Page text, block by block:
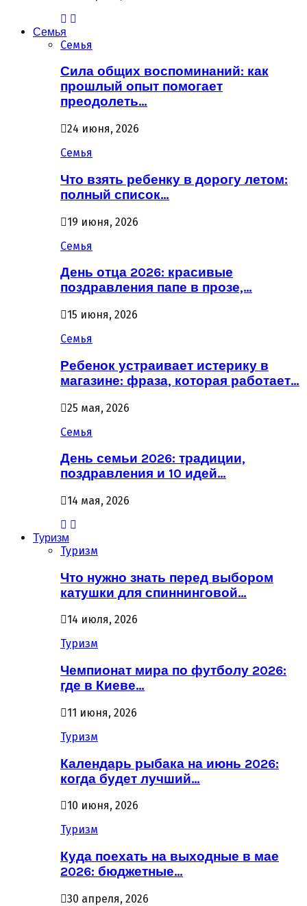
Семья
Семья
Сила общих воспоминаний: как
прошлый опыт помогает
преодолеть…
24 июня, 2026
Семья
Что взять ребенку в дорогу летом:
полный список…
19 июня, 2026
Семья
День отца 2026: красивые
поздравления папе в прозе,…
15 июня, 2026
Семья
Ребенок устраивает истерику в
магазине: фраза, которая работает…
25 мая, 2026
Семья
День семьи 2026: традиции,
поздравления и 10 идей…
14 мая, 2026
Туризм
Туризм
Что нужно знать перед выбором
катушки для спиннинговой…
14 июля, 2026
Туризм
Чемпионат мира по футболу 2026:
где в Киеве…
11 июня, 2026
Туризм
Календарь рыбака на июнь 2026:
когда будет лучший…
10 июня, 2026
Туризм
Куда поехать на выходные в мае
2026: бюджетные…
30 апреля, 2026